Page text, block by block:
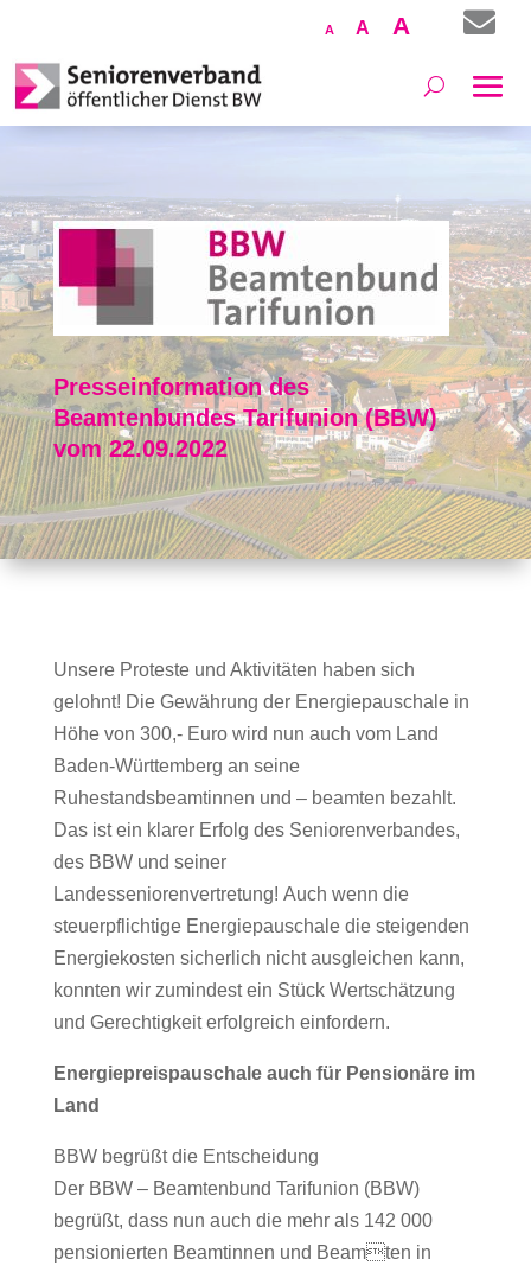
A Decrease
A Reset
A Increase
size.

Presseinformation des
Beamtenbundes Tarifunion (BBW)
vom 22.09.2022
Unsere Proteste und Aktivitäten haben sich
gelohnt! Die Gewährung der Energiepauschale in
Höhe von 300,- Euro wird nun auch vom Land
Baden-Württemberg an seine
Ruhestandsbeamtinnen und – beamten bezahlt.
Das ist ein klarer Erfolg des Seniorenverbandes,
des BBW und seiner
Landesseniorenvertretung! Auch wenn die
steuerpflichtige Energiepauschale die steigenden
Energiekosten sicherlich nicht ausgleichen kann,
konnten wir zumindest ein Stück Wertschätzung
und Gerechtigkeit erfolgreich einfordern.
Energiepreispauschale auch für Pensionäre im
Land
BBW begrüßt die Entscheidung
Der BBW – Beamtenbund Tarifunion (BBW)
begrüßt, dass nun auch die mehr als 142 000
pensionierten Beamtinnen und Beamten in